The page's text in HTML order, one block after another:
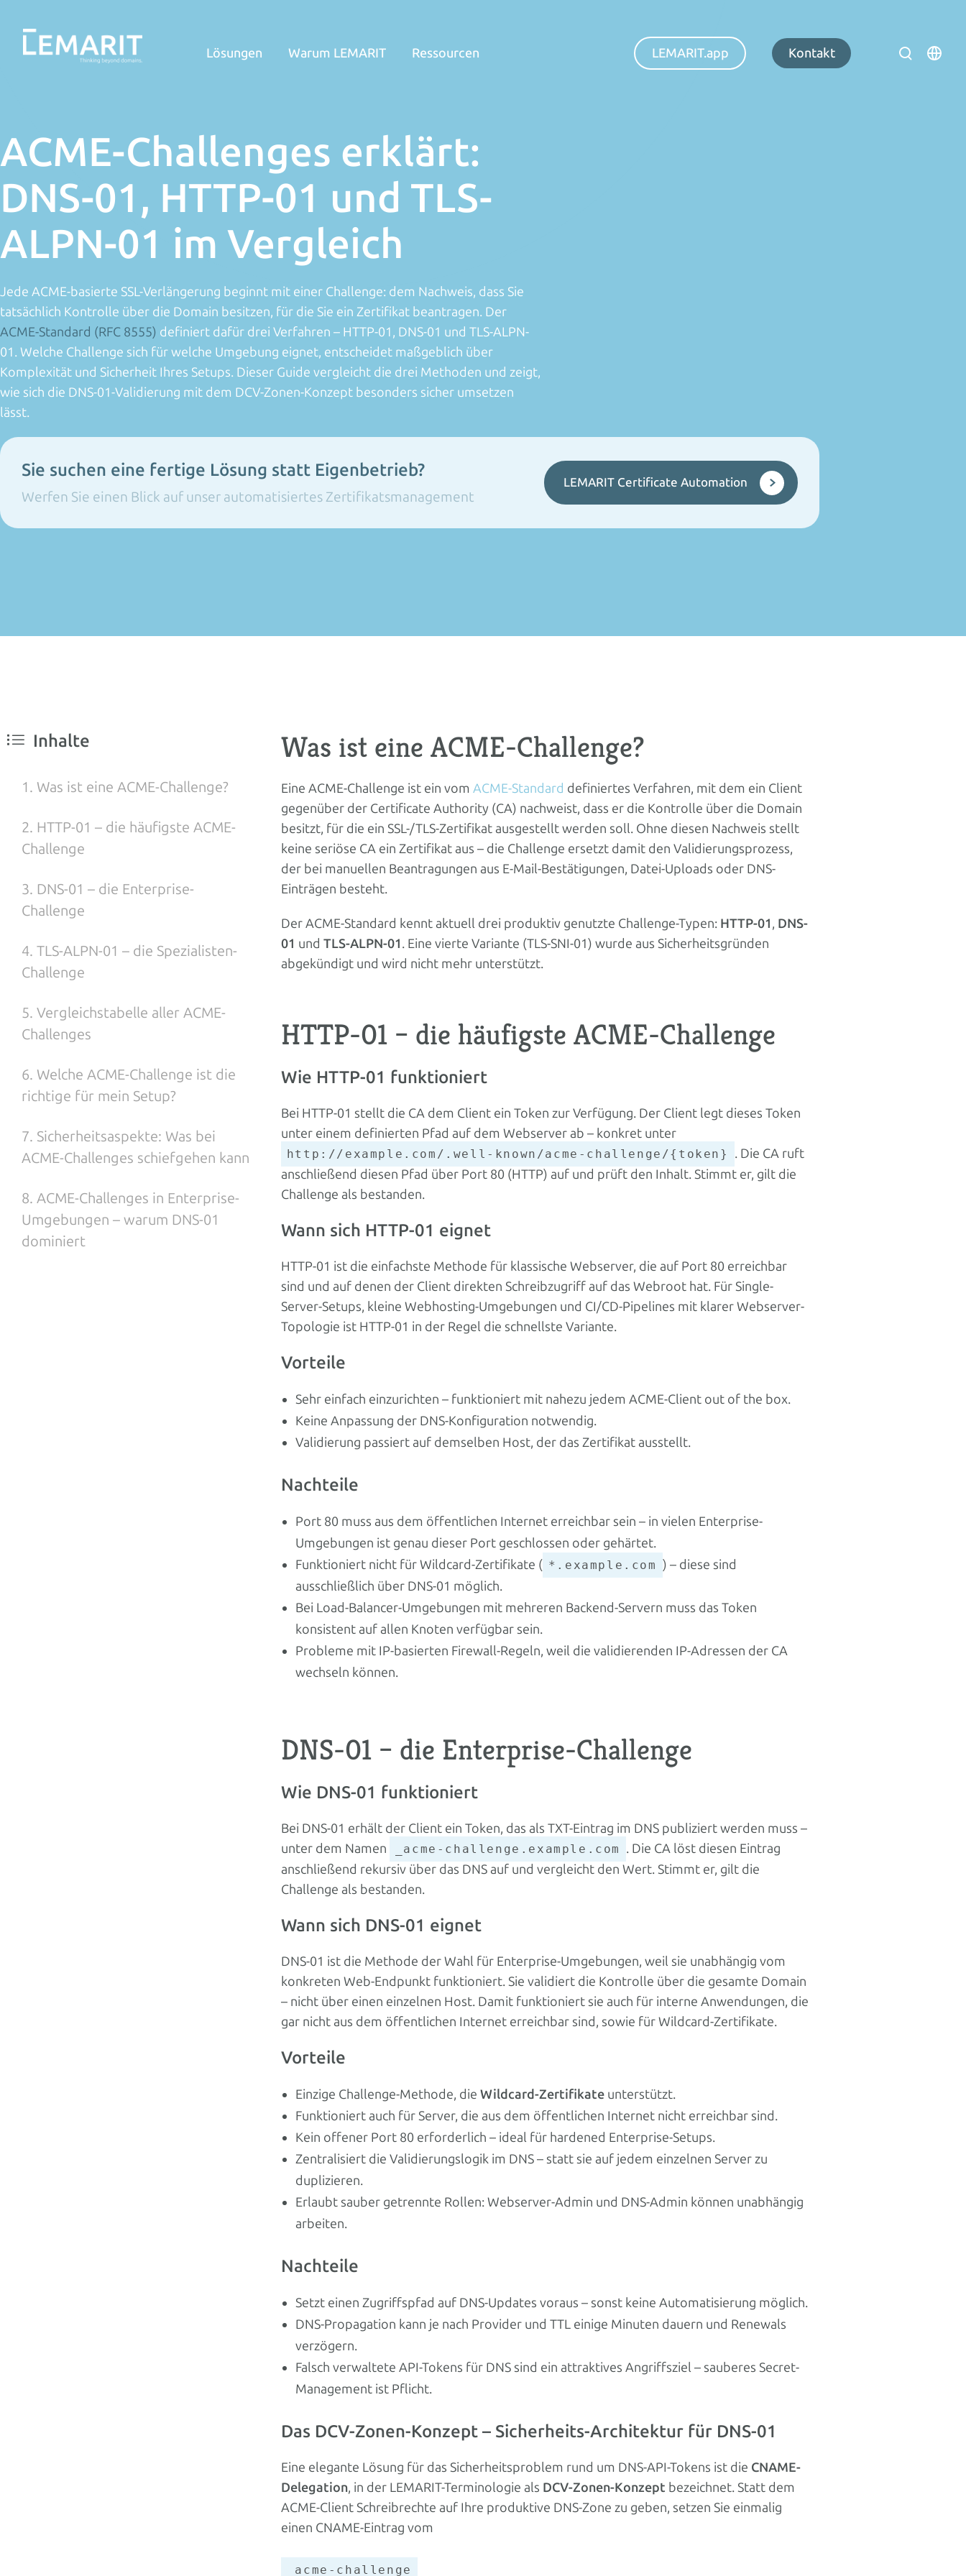
Lösungen Warum LEMARIT Ressourcen LEMARIT.app Kontakt
ACME-Challenges erklärt:
DNS-01, HTTP-01 und TLS-
ALPN-01 im Vergleich
Jede ACME-basierte SSL-Verlängerung beginnt mit einer Challenge: dem Nachweis, dass Sie
tatsächlich Kontrolle über die Domain besitzen, für die Sie ein Zertifikat beantragen. Der
ACME-Standard (RFC 8555) definiert dafür drei Verfahren – HTTP-01, DNS-01 und TLS-ALPN-
01. Welche Challenge sich für welche Umgebung eignet, entscheidet maßgeblich über
Komplexität und Sicherheit Ihres Setups. Dieser Guide vergleicht die drei Methoden und zeigt,
wie sich die DNS-01-Validierung mit dem DCV-Zonen-Konzept besonders sicher umsetzen
lässt.
Sie suchen eine fertige Lösung statt Eigenbetrieb?
Werfen Sie einen Blick auf unser automatisiertes Zertifikatsmanagement
LEMARIT Certificate Automation
Inhalte
1. Was ist eine ACME-Challenge?
2. HTTP-01 – die häufigste ACME-
Challenge
3. DNS-01 – die Enterprise-
Challenge
4. TLS-ALPN-01 – die Spezialisten-
Challenge
5. Vergleichstabelle aller ACME-
Challenges
6. Welche ACME-Challenge ist die
richtige für mein Setup?
7. Sicherheitsaspekte: Was bei
ACME-Challenges schiefgehen kann
8. ACME-Challenges in Enterprise-
Umgebungen – warum DNS-01
dominiert
Was ist eine ACME-Challenge?
Eine ACME-Challenge ist ein vom ACME-Standard definiertes Verfahren, mit dem ein Client
gegenüber der Certificate Authority (CA) nachweist, dass er die Kontrolle über die Domain
besitzt, für die ein SSL-/TLS-Zertifikat ausgestellt werden soll. Ohne diesen Nachweis stellt
keine seriöse CA ein Zertifikat aus – die Challenge ersetzt damit den Validierungsprozess,
der bei manuellen Beantragungen aus E-Mail-Bestätigungen, Datei-Uploads oder DNS-
Einträgen besteht.
Der ACME-Standard kennt aktuell drei produktiv genutzte Challenge-Typen: HTTP-01, DNS-
01 und TLS-ALPN-01. Eine vierte Variante (TLS-SNI-01) wurde aus Sicherheitsgründen
abgekündigt und wird nicht mehr unterstützt.
HTTP-01 – die häufigste ACME-Challenge
Wie HTTP-01 funktioniert
Bei HTTP-01 stellt die CA dem Client ein Token zur Verfügung. Der Client legt dieses Token
unter einem definierten Pfad auf dem Webserver ab – konkret unter
http://example.com/.well-known/acme-challenge/{token}
. Die CA ruft
anschließend diesen Pfad über Port 80 (HTTP) auf und prüft den Inhalt. Stimmt er, gilt die
Challenge als bestanden.
Wann sich HTTP-01 eignet
HTTP-01 ist die einfachste Methode für klassische Webserver, die auf Port 80 erreichbar
sind und auf denen der Client direkten Schreibzugriff auf das Webroot hat. Für Single-
Server-Setups, kleine Webhosting-Umgebungen und CI/CD-Pipelines mit klarer Webserver-
Topologie ist HTTP-01 in der Regel die schnellste Variante.
Vorteile
Sehr einfach einzurichten – funktioniert mit nahezu jedem ACME-Client out of the box.
Keine Anpassung der DNS-Konfiguration notwendig.
Validierung passiert auf demselben Host, der das Zertifikat ausstellt.
Nachteile
Port 80 muss aus dem öffentlichen Internet erreichbar sein – in vielen Enterprise-
Umgebungen ist genau dieser Port geschlossen oder gehärtet.
Funktioniert nicht für Wildcard-Zertifikate ( *.example.com ) – diese sind
ausschließlich über DNS-01 möglich.
Bei Load-Balancer-Umgebungen mit mehreren Backend-Servern muss das Token
konsistent auf allen Knoten verfügbar sein.
Probleme mit IP-basierten Firewall-Regeln, weil die validierenden IP-Adressen der CA
wechseln können.
DNS-01 – die Enterprise-Challenge
Wie DNS-01 funktioniert
Bei DNS-01 erhält der Client ein Token, das als TXT-Eintrag im DNS publiziert werden muss –
unter dem Namen
_acme-challenge.example.com
. Die CA löst diesen Eintrag
anschließend rekursiv über das DNS auf und vergleicht den Wert. Stimmt er, gilt die
Challenge als bestanden.
Wann sich DNS-01 eignet
DNS-01 ist die Methode der Wahl für Enterprise-Umgebungen, weil sie unabhängig vom
konkreten Web-Endpunkt funktioniert. Sie validiert die Kontrolle über die gesamte Domain
– nicht über einen einzelnen Host. Damit funktioniert sie auch für interne Anwendungen, die
gar nicht aus dem öffentlichen Internet erreichbar sind, sowie für Wildcard-Zertifikate.
Vorteile
Einzige Challenge-Methode, die Wildcard-Zertifikateunterstützt.
Funktioniert auch für Server, die aus dem öffentlichen Internet nicht erreichbar sind.
Kein offener Port 80 erforderlich – ideal für hardened Enterprise-Setups.
Zentralisiert die Validierungslogik im DNS – statt sie auf jedem einzelnen Server zu
duplizieren.
Erlaubt sauber getrennte Rollen: Webserver-Admin und DNS-Admin können unabhängig
arbeiten.
Nachteile
Setzt einen Zugriffspfad auf DNS-Updates voraus – sonst keine Automatisierung möglich.
DNS-Propagation kann je nach Provider und TTL einige Minuten dauern und Renewals
verzögern.
Falsch verwaltete API-Tokens für DNS sind ein attraktives Angriffsziel – sauberes Secret-
Management ist Pflicht.
Das DCV-Zonen-Konzept – Sicherheits-Architektur für DNS-01
Eine elegante Lösung für das Sicherheitsproblem rund um DNS-API-Tokens ist die CNAME-
Delegation, in der LEMARIT-Terminologie als DCV-Zonen-Konzept bezeichnet. Statt dem
ACME-Client Schreibrechte auf Ihre produktive DNS-Zone zu geben, setzen Sie einmalig
einen CNAME-Eintrag vom
_acme-challenge